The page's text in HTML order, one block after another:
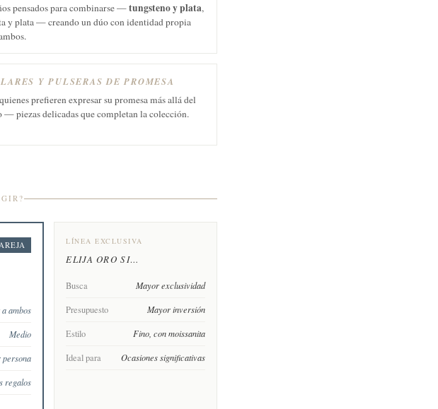
pensados para combinarse —tungsteno y plata,
y plata — creando un dúo con identidad propia
Y PULSERAS DE PROMESA
prefieren expresar su promesa más allá del
— piezas delicadas que completan la colección.
ambos
Medio
persona
regalos
LÍNEA EXCLUSIVA
ELIJA ORO SI…
Busca Mayor exclusividad
Presupuesto Mayor inversión
Estilo Fino, con moissanita
Ideal para Ocasiones significativas